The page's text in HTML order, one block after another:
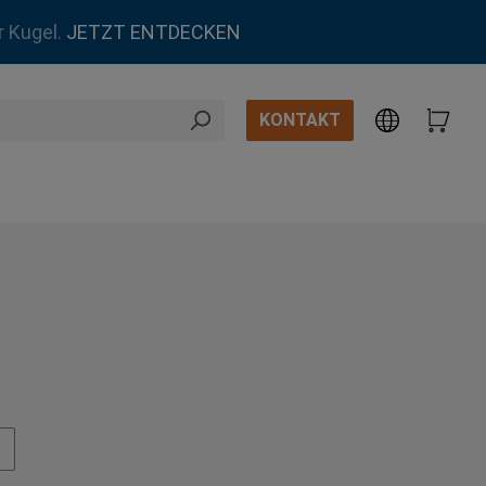
Kugel. JETZT ENTDECKEN
KONTAKT